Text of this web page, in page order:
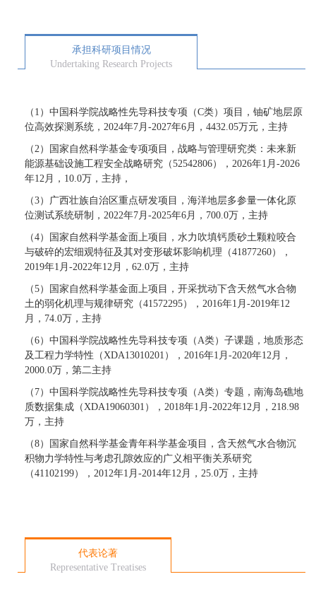
承担科研项目情况
Undertaking Research Projects
（ 1）中国科学院战略性先导科技专项（C类）项目，铀矿地层原
位高效探测系统，2024年7月-2027年6月，4432.05万元，主持
（ 2）国家自然科学基金专项项目，战略与管理研究类：未来新
能源基础设施工程安全战略研究（52542806）， 2026年1月-2026
年12月，10.0万，主持，
（3）广西壮族自治区重点研发项目，海洋地层多参量一体化原
位测试系统研制，2022年7 月 -2025年6 月， 700 .0万，主持
（4）国家自然科学基金面上项目，水力吹填钙质砂土颗粒咬合
与破碎的宏细观特征及其对变形破坏影响机理（41877260），
2019年1月-2022年12月，62.0万，主持
（5）国家自然科学基金面上项目，开采扰动下含天然气水合物
土的弱化机理与规律研究（41572295），2016年1月-2019年12
月，74.0万，主持
（6）中国科学院战略性先导科技专项（A类）子课题，地质形态
及工程力学特性（XDA13010201），2016年1月-2020年12月，
2000.0万，第二主持
（ 7）中国科学院战略性先导科技专项（A类）专题，南海岛礁地
质数据集成（XDA19060301），2018年1月-2022年12月，218.98
万，主持
（8）国家自然科学基金青年科学基金项目，含天然气水合物沉
积物力学特性与考虑孔隙效应的广义相平衡关系研究
（41102199），2012年1月-2014年12月，25.0万，主持
代表论著
Representative Treatises